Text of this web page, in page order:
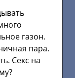
газон.
пара.
Секс на